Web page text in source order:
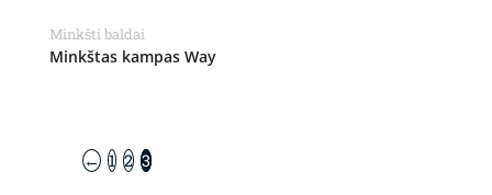
Minkšti baldai
Minkštas kampas Way
← 1 2 3